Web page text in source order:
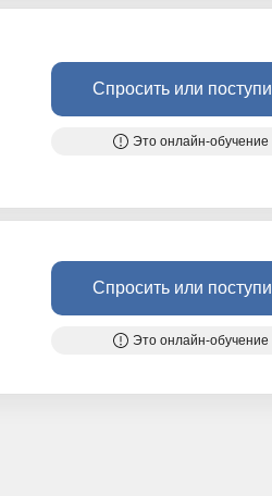
Спросить или
Это онлайн-обучение
Спросить или
Это онлайн-обучение